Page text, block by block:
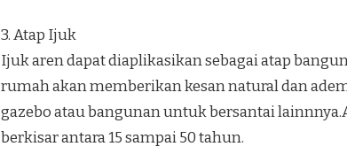
3. Atap Ijuk
Ijuk aren dapat diaplikasikan sebagai atap
rumah akan memberikan kesan natural dan
gazebo atau bangunan untuk bersantai
berkisar antara 15 sampai 50 tahun.